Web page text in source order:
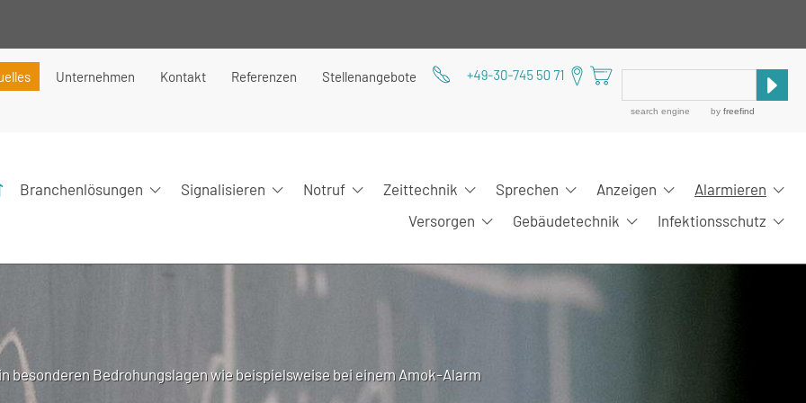
Unternehmen Kontakt Referenzen Stellenangebote
search engine by freefind
Branchenlösungen Signalisieren Notruf Zeittechnik Sprechen Anzeigen
Alarmieren
Versorgen
Gebäudetechnik Infektionsschutz
besonderen Bedrohungslagen wie beispielsweise bei einem Amok-Alarm